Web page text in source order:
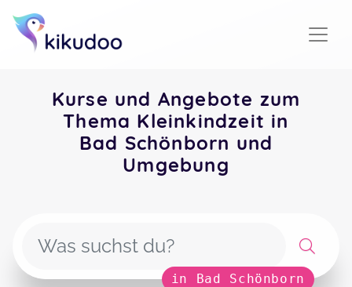
Kurse und Angebote zum
Thema Kleinkindzeit in
Bad Schönborn und
Umgebung
in Bad Schönborn